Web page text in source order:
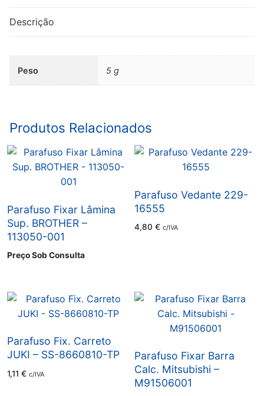
JUKI
TP
Descrição
Peso 5 g
Produtos Relacionados
Parafuso Fixar Lâmina
Sup. BROTHER –
113050-001
Preço Sob Consulta
Parafuso Vedante 229-
16555
4,80 € c/IVA
Parafuso Fix. Carreto
JUKI – SS-8660810-TP
1,11 € c/IVA
Parafuso Fixar Barra
Calc. Mitsubishi –
M91506001